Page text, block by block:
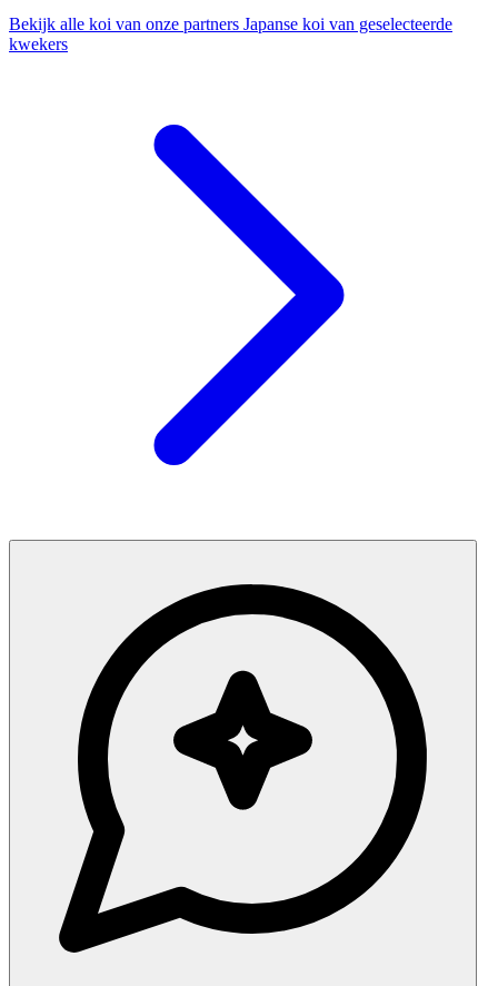
Bekijk alle koi van onze partners Japanse koi van geselecteerde
kwekers